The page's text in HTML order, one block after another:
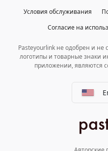
Pasteyourlink не одобрен и не
логотипы и товарные знаки
приложении, являются
Условия обслуживания
Согласие на